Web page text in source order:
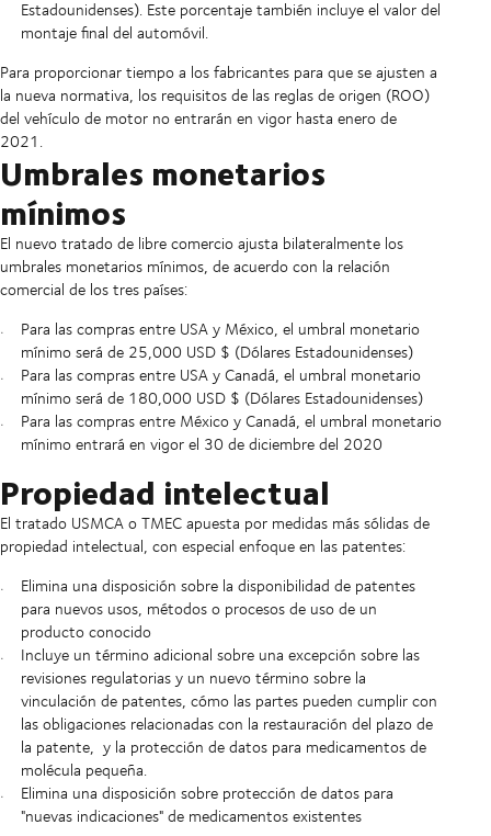
Estadounidenses). Este porcentaje también incluye el valor del
montaje final del automóvil.
Para proporcionar tiempo a los fabricantes para que se ajusten a
la nueva normativa, los requisitos de las reglas de origen (ROO)
del vehículo de motor no entrarán en vigor hasta enero de
2021.
Umbrales monetarios
mínimos
El nuevo tratado de libre comercio ajusta bilateralmente los
umbrales monetarios mínimos, de acuerdo con la relación
comercial de los tres países:
Para las compras entre USA y México, el umbral monetario
mínimo será de 25,000 USD $ (Dólares Estadounidenses)
Para las compras entre USA y Canadá, el umbral monetario
mínimo será de 180,000 USD $ (Dólares Estadounidenses)
Para las compras entre México y Canadá, el umbral monetario
mínimo entrará en vigor el 30 de diciembre del 2020
Propiedad intelectual
El tratado USMCA o TMEC apuesta por medidas más sólidas de
propiedad intelectual, con especial enfoque en las patentes:
Elimina una disposición sobre la disponibilidad de patentes
para nuevos usos, métodos o procesos de uso de un
producto conocido
Incluye un término adicional sobre una excepción sobre las
revisiones regulatorias y un nuevo término sobre la
vinculación de patentes, cómo las partes pueden cumplir con
las obligaciones relacionadas con la restauración del plazo de
la patente, y la protección de datos para medicamentos de
molécula pequeña.
Elimina una disposición sobre protección de datos para
"nuevas indicaciones" de medicamentos existentes